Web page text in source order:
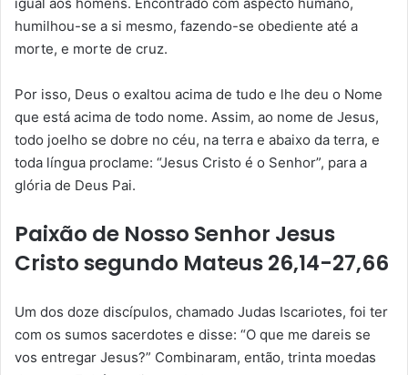
igual aos homens. Encontrado com aspecto humano,
humilhou-se a si mesmo, fazendo-se obediente até a
morte, e morte de cruz.
Por isso, Deus o exaltou acima de tudo e lhe deu o Nome
que está acima de todo nome. Assim, ao nome de Jesus,
todo joelho se dobre no céu, na terra e abaixo da terra, e
toda língua proclame: “Jesus Cristo é o Senhor”, para a
glória de Deus Pai.
Paixão de Nosso Senhor Jesus
Cristo segundo Mateus 26,14-27,66
Um dos doze discípulos, chamado Judas Iscariotes, foi ter
com os sumos sacerdotes e disse: “O que me dareis se
vos entregar Jesus?” Combinaram, então, trinta moedas